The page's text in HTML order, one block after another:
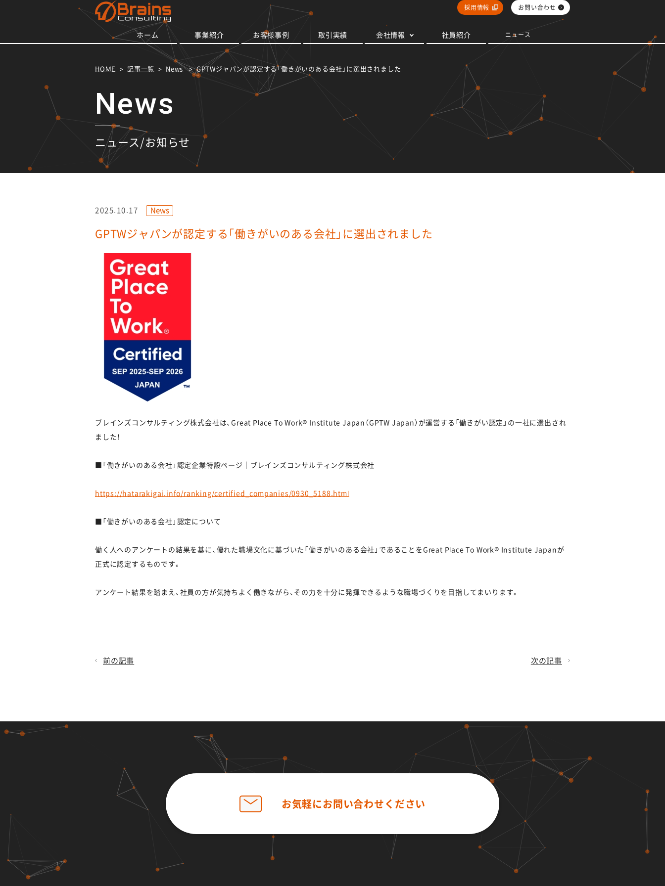
ホーム 事業紹介 お客様事例 取引実績 会社情報 社員紹介 ニュース
採用情報 お問い合わせ
HOME 記事一覧 News GPTWジャパンが認定する「働きがいのある会社」に選出されました
ニュース/お知らせ
2025.10.17 News
GPTWジャパンが認定する「働きがいのある会社」に選出されました
ブレインズコンサルティング株式会社は、Great Place To Work® Institute Japan（GPTW Japan）が運営する「働きがい認定」の一社に選出され
ました！
■「働きがいのある会社」認定企業特設ページ｜ブレインズコンサルティング株式会社
https://hatarakigai.info/ranking/certified_companies/0930_5188.html
■「働きがいのある会社」認定について
働く人へのアンケートの結果を基に、優れた職場文化に基づいた「働きがいのある会社」であることをGreat Place To Work® Institute Japanが
正式に認定するものです。
アンケート結果を踏まえ、社員の方が気持ちよく働きながら、その力を十分に発揮できるような職場づくりを目指してまいります。
前の記事 次の記事
お気軽にお問い合わせください